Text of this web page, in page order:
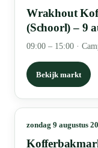
Wrakhout
(Schoorl) – 9
09:00 – 15:00 ·
Bekijk markt
zondag 9 augustus